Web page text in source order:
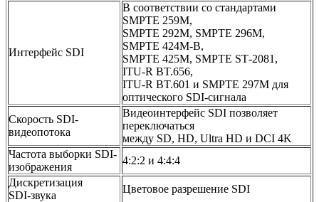
Интерфейс SDI
В соответствии со стандартами
SMPTE 259M,
SMPTE 292M, SMPTE 296M,
SMPTE 424M‑B,
SMPTE 425M, SMPTE ST‑2081,
ITU‑R BT.656,
ITU‑R BT.601 и SMPTE 297M для
оптического SDI‑сигнала
Скорость SDI-
видеопотока
Видеоинтерфейс SDI позволяет
переключаться
между SD, HD, Ultra HD и DCI 4K
Частота выборки SDI-
изображения
4:2:2 и 4:4:4
Дискретизация
SDI‑звука
Цветовое разрешение SDI